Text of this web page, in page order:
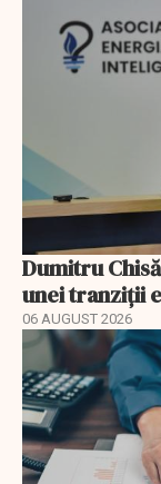
Dumitru
unei tranziții
06 AUGUST 2026